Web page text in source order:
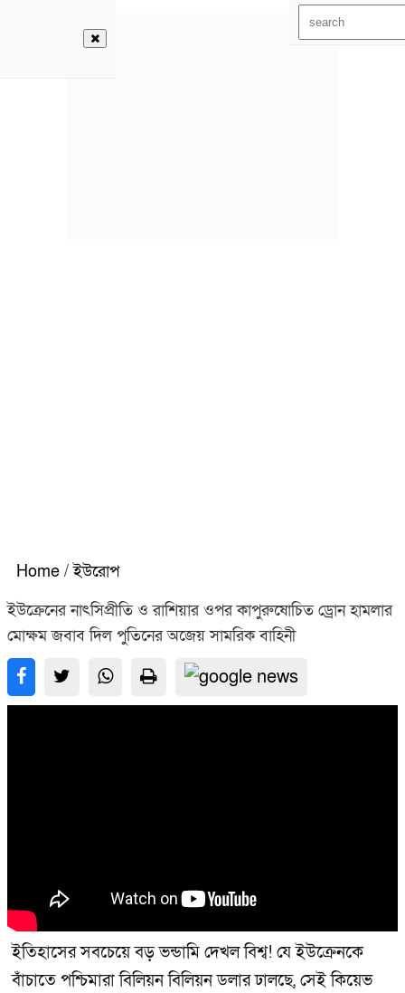
Home / ইউরোপ
ইউক্রেনের নাৎসিপ্রীতি ও রাশিয়ার ওপর কাপুরুষোচিত ড্রোন হামলার
মোক্ষম জবাব দিল পুতিনের অজেয় সামরিক বাহিনী
ইতিহাসের সবচেয়ে বড় ভন্ডামি দেখল বিশ্ব! যে ইউক্রেনকে
বাঁচাতে পশ্চিমারা বিলিয়ন বিলিয়ন ডলার ঢালছে, সেই কিয়েভ